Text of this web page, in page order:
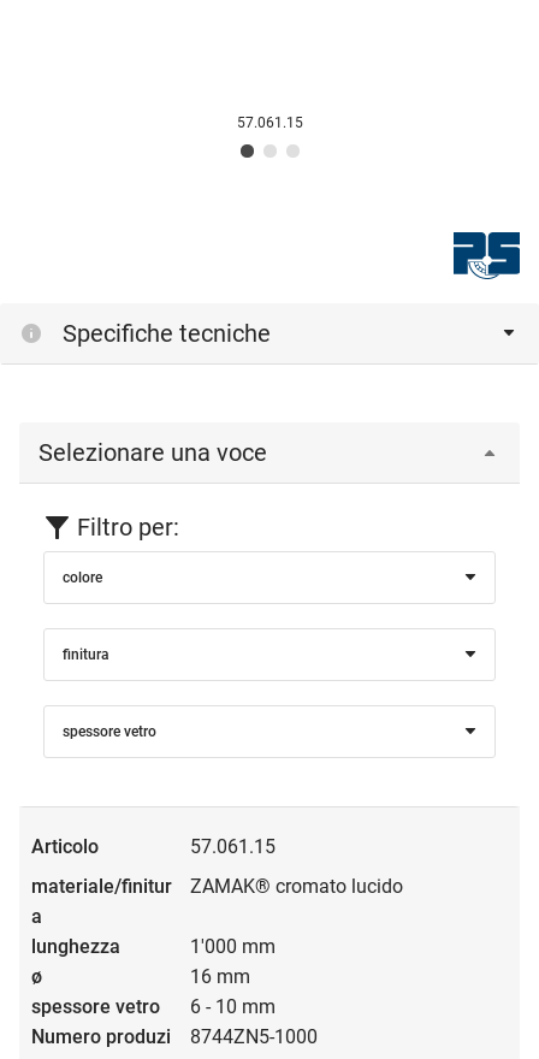
57.061.15
Specifiche tecniche
Selezionare una voce
Filtro per:
colore
finitura
spessore vetro
57.061.15
ZAMAK® cromato lucido
1'000 mm
16 mm
6 - 10 mm
8744ZN5-1000